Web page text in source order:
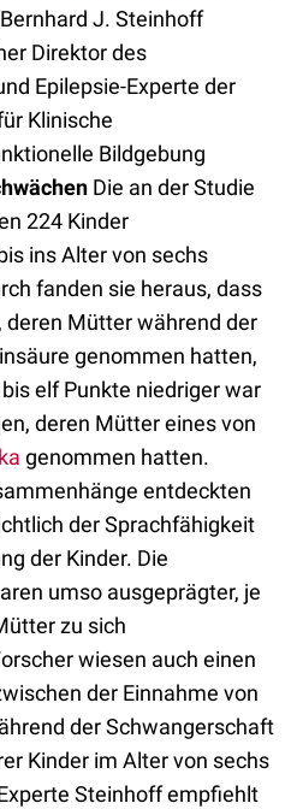
J. Steinhoff
Direktor des
Epilepsie-Experte der
Klinische
Bildgebung
Die an der Studie
224 Kinder
ins Alter von sechs
fanden sie heraus, dass
deren Mütter während der
genommen hatten,
elf Punkte niedriger war
deren Mütter eines von
genommen hatten.
entdeckten
der Sprachfähigkeit
der Kinder. Die
umso ausgeprägter, je
zu sich
wiesen auch einen
der Einnahme von
der Schwangerschaft
Kinder im Alter von sechs
Steinhoff empfiehlt